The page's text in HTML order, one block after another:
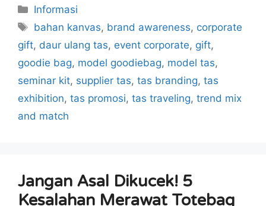
Kategori
Informasi
Tag
bahan kanvas, brand awareness, corporate
gift, daur ulang tas, event corporate, gift,
goodie bag, model goodiebag, model tas,
seminar kit, supplier tas, tas branding, tas
exhibition, tas promosi, tas traveling, trend mix
and match
Jangan Asal Dikucek! 5
Kesalahan Merawat Totebag